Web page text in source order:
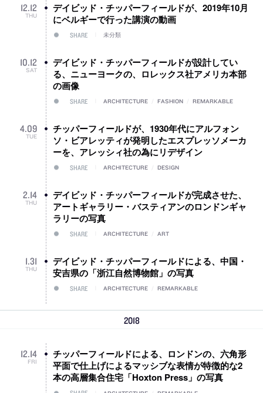
12.12
THU
デイビッド・チッパーフィールドが、2019年10月
にベルギーで行った講演の動画
SHARE 未分類
10.12
SAT
デイビッド・チッパーフィールドが設計してい
る、ニューヨークの、ロレックス社アメリカ本部
の画像
SHARE ARCHITECTURE FASHION REMARKABLE
4.09
TUE
チッパーフィールドが、1930年代にアルフォン
ソ・ビアレッティが発明したエスプレッソメーカ
ーを、アレッシィ社の為にリデザイン
SHARE ARCHITECTURE DESIGN
2.14
THU
デイビッド・チッパーフィールドが完成させた、
アートギャラリー・バスティアンのロンドンギャ
ラリーの写真
SHARE ARCHITECTURE ART
1.31
THU
デイビッド・チッパーフィールドによる、中国・
安吉県の「浙江自然博物館」の写真
SHARE ARCHITECTURE REMARKABLE
2018
12.14
FRI
チッパーフィールドによる、ロンドンの、六角形
平面で仕上げによるマッシブな表情が特徴的な2
本の高層集合住宅「Hoxton Press」の写真